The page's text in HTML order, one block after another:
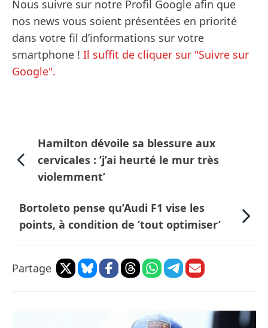
Nous suivre sur notre Profil Google afin que
nos news vous soient présentées en priorité
dans votre fil d’informations sur votre
smartphone ! Il suffit de cliquer sur "Suivre sur
Google".
Hamilton dévoile sa blessure aux
cervicales : ’j’ai heurté le mur très
violemment’
Bortoleto pense qu’Audi F1 vise les
points, à condition de ’tout optimiser’
Partage